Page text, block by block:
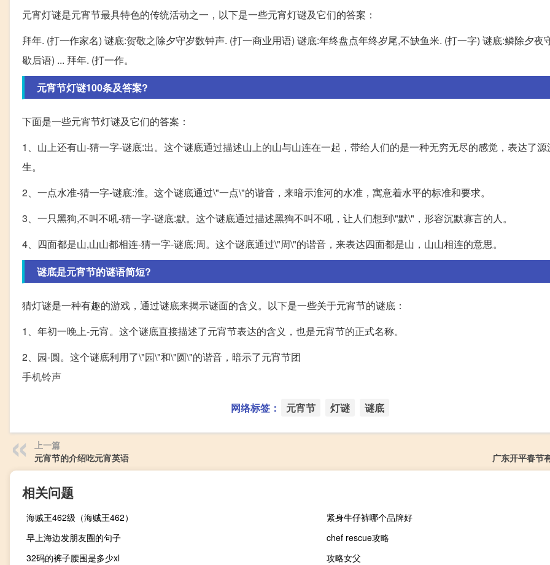
元宵灯谜是元宵节最具特色的传统活动之一，以下是一些元宵灯谜及它们的答案：
拜年. (打一作家名) 谜底:贺敬之除夕守岁数钟声. (打一商业用语) 谜底:年终盘点年终岁尾,不缺鱼米. (打一字) 谜底:鳞除夕夜
歇后语) ... 拜年. (打一作。
元宵节灯谜100条及答案?
下面是一些元宵节灯谜及它们的答案：
1、山上还有山-猜一字-谜底:出。这个谜底通过描述山上的山与山连在一起，带给人们的是一种无穷无尽的感觉，表达了
生。
2、一点水准-猜一字-谜底:淮。这个谜底通过\"一点\"的谐音，来暗示淮河的水准，寓意着水平的标准和要求。
3、一只黑狗,不叫不吼-猜一字-谜底:默。这个谜底通过描述黑狗不叫不吼，让人们想到\"默\"，形容沉默寡言的人。
4、四面都是山,山山都相连-猜一字-谜底:周。这个谜底通过\"周\"的谐音，来表达四面都是山，山山相连的意思。
谜底是元宵节的谜语简短?
猜灯谜是一种有趣的游戏，通过谜底来揭示谜面的含义。以下是一些关于元宵节的谜底：
1、年初一晚上-元宵。这个谜底直接描述了元宵节表达的含义，也是元宵节的正式名称。
2、园-圆。这个谜底利用了\"园\"和\"圆\"的谐音，暗示了元宵节团
手机铃声
网络标签： 元宵节 灯谜 谜底
上一篇
元宵节的介绍吃元宵英语
广东开平春节
相关问题
海贼王462级（海贼王462）
紧身牛仔裤哪个品牌好
早上海边发朋友圈的句子
chef rescue攻略
32码的裤子腰围是多少xl
攻略女父